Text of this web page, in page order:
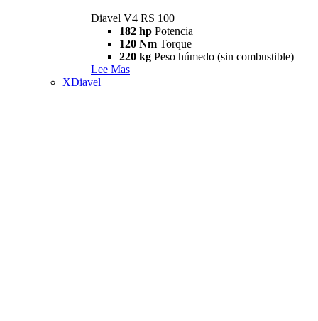
Diavel V4 RS 100
182 hp Potencia
120 Nm Torque
220 kg Peso húmedo (sin combustible)
Lee Mas
XDiavel